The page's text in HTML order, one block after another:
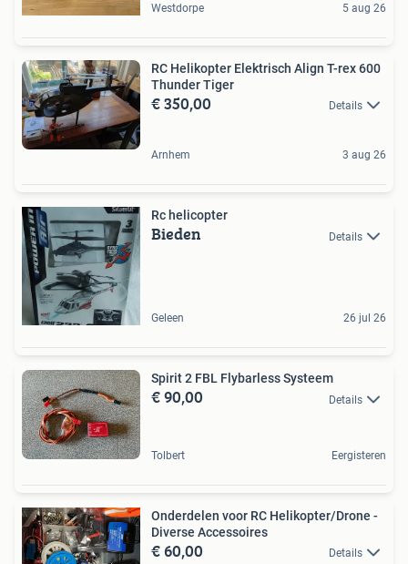
Westdorpe 5 aug 26
RC Helikopter Elektrisch Align T-rex 600
Thunder Tiger
€ 350,00 Details
Arnhem 3 aug 26
Rc helicopter
Bieden Details
Geleen 26 jul 26
Spirit 2 FBL Flybarless Systeem
€ 90,00 Details
Tolbert Eergisteren
Onderdelen voor RC Helikopter/Drone -
Diverse Accessoires
€ 60,00 Details